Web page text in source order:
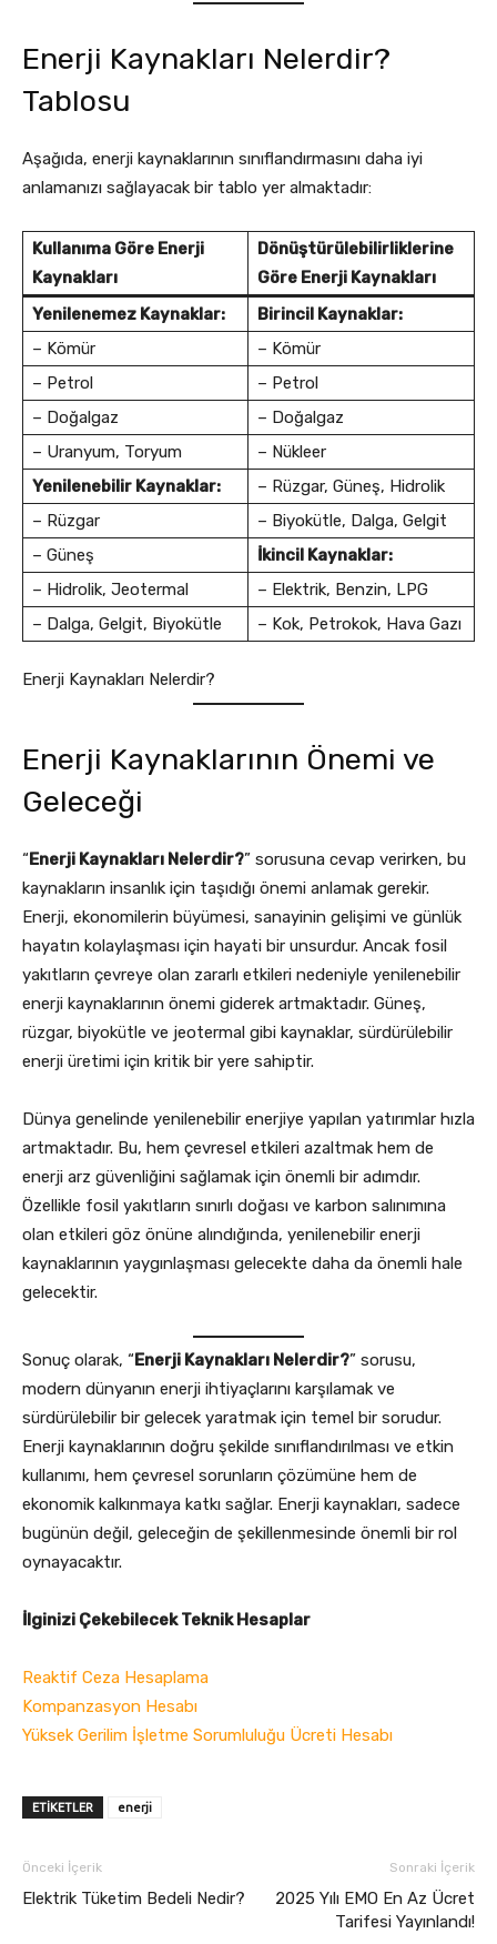
Enerji Kaynakları Nelerdir?
Tablosu
Aşağıda, enerji kaynaklarının sınıflandırmasını daha iyi
anlamanızı sağlayacak bir tablo yer almaktadır:
Kullanıma Göre Enerji
Kaynakları
Dönüştürülebilirliklerine
Göre Enerji Kaynakları
Yenilenemez Kaynaklar:
Birincil Kaynaklar:
– Kömür
– Kömür
– Petrol
– Petrol
– Doğalgaz
– Doğalgaz
– Uranyum, Toryum
– Nükleer
Yenilenebilir Kaynaklar:
– Rüzgar, Güneş, Hidrolik
– Rüzgar
– Biyokütle, Dalga, Gelgit
– Güneş
İkincil Kaynaklar:
– Hidrolik, Jeotermal
– Elektrik, Benzin, LPG
– Dalga, Gelgit, Biyokütle
– Kok, Petrokok, Hava Gazı
Enerji Kaynakları Nelerdir?
Enerji Kaynaklarının Önemi ve
Geleceği
“Enerji Kaynakları Nelerdir?” sorusuna cevap verirken, bu
kaynakların insanlık için taşıdığı önemi anlamak gerekir.
Enerji, ekonomilerin büyümesi, sanayinin gelişimi ve günlük
hayatın kolaylaşması için hayati bir unsurdur. Ancak fosil
yakıtların çevreye olan zararlı etkileri nedeniyle yenilenebilir
enerji kaynaklarının önemi giderek artmaktadır. Güneş,
rüzgar, biyokütle ve jeotermal gibi kaynaklar, sürdürülebilir
enerji üretimi için kritik bir yere sahiptir.
Dünya genelinde yenilenebilir enerjiye yapılan yatırımlar hızla
artmaktadır. Bu, hem çevresel etkileri azaltmak hem de
enerji arz güvenliğini sağlamak için önemli bir adımdır.
Özellikle fosil yakıtların sınırlı doğası ve karbon salınımına
olan etkileri göz önüne alındığında, yenilenebilir enerji
kaynaklarının yaygınlaşması gelecekte daha da önemli hale
gelecektir.
Sonuç olarak, “Enerji Kaynakları Nelerdir?” sorusu,
modern dünyanın enerji ihtiyaçlarını karşılamak ve
sürdürülebilir bir gelecek yaratmak için temel bir sorudur.
Enerji kaynaklarının doğru şekilde sınıflandırılması ve etkin
kullanımı, hem çevresel sorunların çözümüne hem de
ekonomik kalkınmaya katkı sağlar. Enerji kaynakları, sadece
bugünün değil, geleceğin de şekillenmesinde önemli bir rol
oynayacaktır.
İlginizi Çekebilecek Teknik Hesaplar
Reaktif Ceza Hesaplama
Kompanzasyon Hesabı
Yüksek Gerilim İşletme Sorumluluğu Ücreti Hesabı
ETIKETLER enerji
Önceki İçerik
Elektrik Tüketim Bedeli Nedir?
Sonraki İçerik
2025 Yılı EMO En Az Ücret
Tarifesi Yayınlandı!